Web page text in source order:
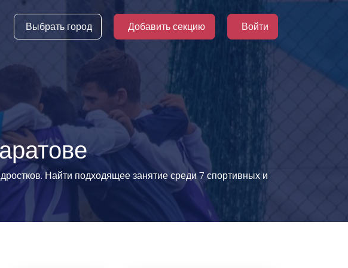
Выбрать город Добавить секцию Войти
Найти подходящее занятие среди 7 спортивных и